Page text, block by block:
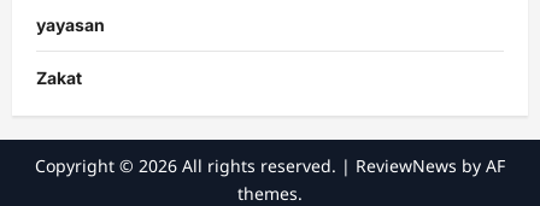
yayasan
Zakat
Copyright © 2026 All rights reserved. | ReviewNews by AF
themes.